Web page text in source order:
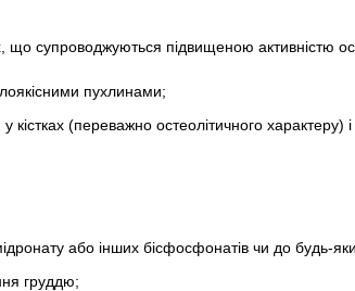
що супроводжуються підвищеною активністю
пухлинами;
у кістках (переважно остеолітичного
або інших бісфосфонатів чи до будь-
груддю;